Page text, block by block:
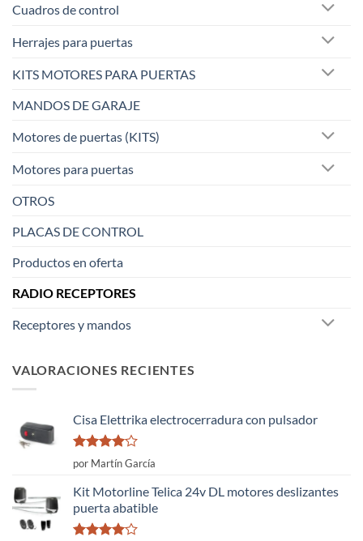
Cuadros de control
Herrajes para puertas
KITS MOTORES PARA PUERTAS
MANDOS DE GARAJE
Motores de puertas (KITS)
Motores para puertas
OTROS
PLACAS DE CONTROL
Productos en oferta
RADIO RECEPTORES
Receptores y mandos
VALORACIONES RECIENTES
Cisa Elettrika electrocerradura con pulsador
Valorado
con
5
por Martín García
Kit Motorline Telica 24v DL motores deslizantes
puerta abatible